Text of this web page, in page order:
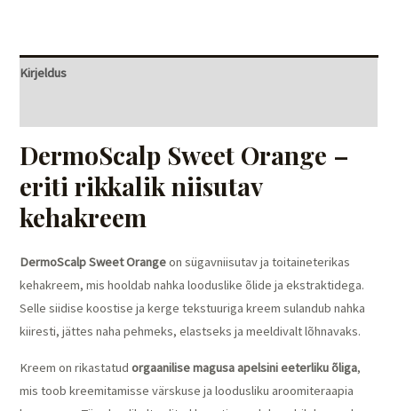
Kirjeldus
DermoScalp Sweet Orange –
eriti rikkalik niisutav
kehakreem
DermoScalp Sweet Orangeon sügavniisutav ja toitaineterikas
kehakreem, mis hooldab nahka looduslike õlide ja ekstraktidega.
Selle siidise koostise ja kerge tekstuuriga kreem sulandub nahka
kiiresti, jättes naha pehmeks, elastseks ja meeldivalt lõhnavaks.
Kreem on rikastatudorgaanilise magusa apelsini eeterliku õliga,
mis toob kreemitamisse värskuse ja loodusliku aroomiteraapia